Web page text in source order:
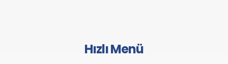
Hızlı Menü